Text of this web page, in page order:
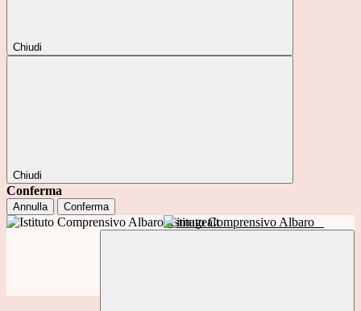
Chiudi
Chiudi
Conferma
Annulla Conferma
Istituto Comprensivo Albaro